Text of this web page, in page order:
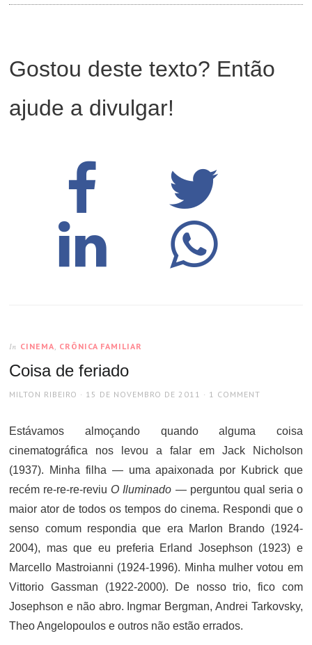
Gostou deste texto? Então
ajude a divulgar!
In CINEMA, CRÔNICA FAMILIAR
Coisa de feriado
AUTHOR
MILTON RIBEIRO
POSTED
15 DE NOVEMBRO DE 2011 1 COMMENT
Estávamos almoçando quando alguma coisa
cinematográfica nos levou a falar em Jack Nicholson
(1937). Minha filha — uma apaixonada por Kubrick que
recém re-re-re-reviu O Iluminado — perguntou qual seria o
maior ator de todos os tempos do cinema. Respondi que o
senso comum respondia que era Marlon Brando (1924-
2004), mas que eu preferia Erland Josephson (1923) e
Marcello Mastroianni (1924-1996). Minha mulher votou em
Vittorio Gassman (1922-2000). De nosso trio, fico com
Josephson e não abro. Ingmar Bergman, Andrei Tarkovsky,
Theo Angelopoulos e outros não estão errados.